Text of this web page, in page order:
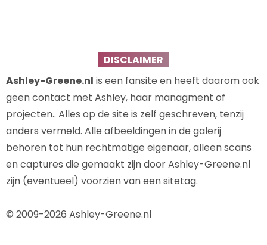
DISCLAIMER
Ashley-Greene.nl is een fansite en heeft daarom ook
geen contact met Ashley, haar managment of
projecten.. Alles op de site is zelf geschreven, tenzij
anders vermeld. Alle afbeeldingen in de galerij
behoren tot hun rechtmatige eigenaar, alleen scans
en captures die gemaakt zijn door Ashley-Greene.nl
zijn (eventueel) voorzien van een sitetag.
© 2009-2026 Ashley-Greene.nl